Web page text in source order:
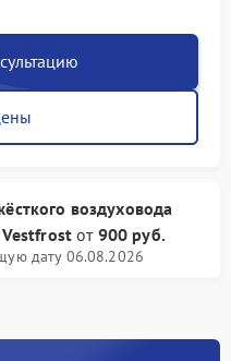
воздуховода
от 900 руб.
дату 06.08.2026